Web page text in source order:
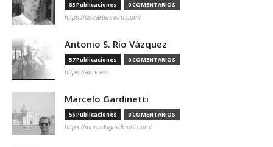
85 Publicaciones 0 COMENTARIOS
https://oscartenreiro.com/
Antonio S. Río Vázquez
57 Publicaciones 0 COMENTARIOS
https://asrv.es/
Marcelo Gardinetti
56 Publicaciones 0 COMENTARIOS
https://marcelogardinetti.com/